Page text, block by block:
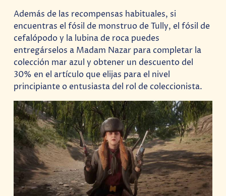
Además de las recompensas habituales, si
encuentras el fósil de monstruo de Tully, el fósil de
cefalópodo y la lubina de roca puedes
entregárselos a Madam Nazar para completar la
colección mar azul y obtener un descuento del
30% en el artículo que elijas para el nivel
principiante o entusiasta del rol de coleccionista.